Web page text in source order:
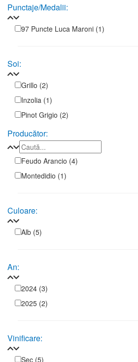
Punctaje/Medalii:
97 Puncte Luca Maroni (1)
Soi:
Grillo (2)
Inzolia (1)
Pinot Grigio (2)
Producător:
Feudo Arancio (4)
Montedidio (1)
Culoare:
Alb (5)
An:
2024 (3)
2025 (2)
Vinificare:
Sec (5)